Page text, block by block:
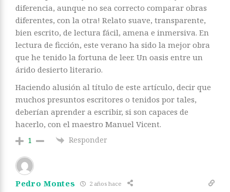
diferencia, aunque no sea correcto comparar obras
diferentes, con la otra! Relato suave, transparente,
bien escrito, de lectura fácil, amena e inmersiva. En
lectura de ficción, este verano ha sido la mejor obra
que he tenido la fortuna de leer. Un oasis entre un
árido desierto literario.
Haciendo alusión al título de este artículo, decir que
muchos presuntos escritores o tenidos por tales,
deberían aprender a escribir, si son capaces de
hacerlo, con el maestro Manuel Vicent.
1 Responder
Pedro Montes 2 años hace